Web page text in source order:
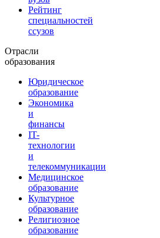
Рейтинг
специальностей
ссузов
Отрасли
образования
Юридическое
образование
Экономика
и
финансы
IT-
технологии
и
телекоммуникации
Медицинское
образование
Культурное
образование
Религиозное
образование